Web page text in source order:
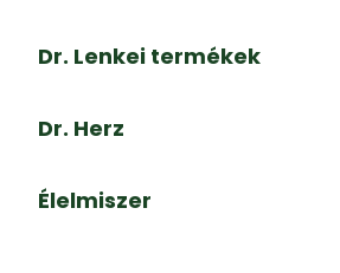
Dr. Lenkei termékek
Dr. Herz
Élelmiszer